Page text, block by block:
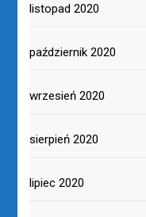
listopad 2020
październik 2020
wrzesień 2020
sierpień 2020
lipiec 2020